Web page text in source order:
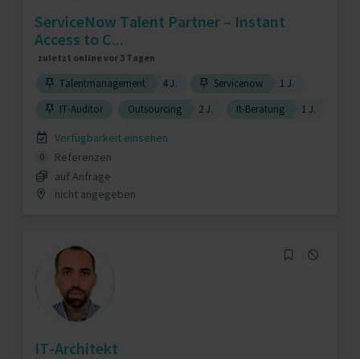
ServiceNow Talent Partner – Instant
Access to C...
zuletzt online vor 3 Tagen
Talentmanagement 4 J. Servicenow
1 J.
IT-Auditor
Outsourcing 2 J. It-Beratung 1 J.
Verfügbarkeit einsehen
0
Referenzen
auf Anfrage
nicht angegeben
IT-Architekt